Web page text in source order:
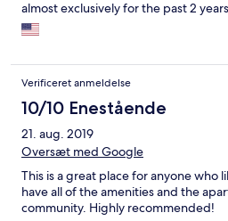
almost exclusively for the past 2
apartments to conclusively say this
Most New Kingston one bedroom
The apartment was well decorated
redone recently. I would recommend
all travelers who is looking for a
apartment.
Verificeret anmeldelse
10/10 Enestående
21. aug. 2019
Oversæt med Google
This is a great place for anyone who
have all of the amenities and the
community. Highly recommended!